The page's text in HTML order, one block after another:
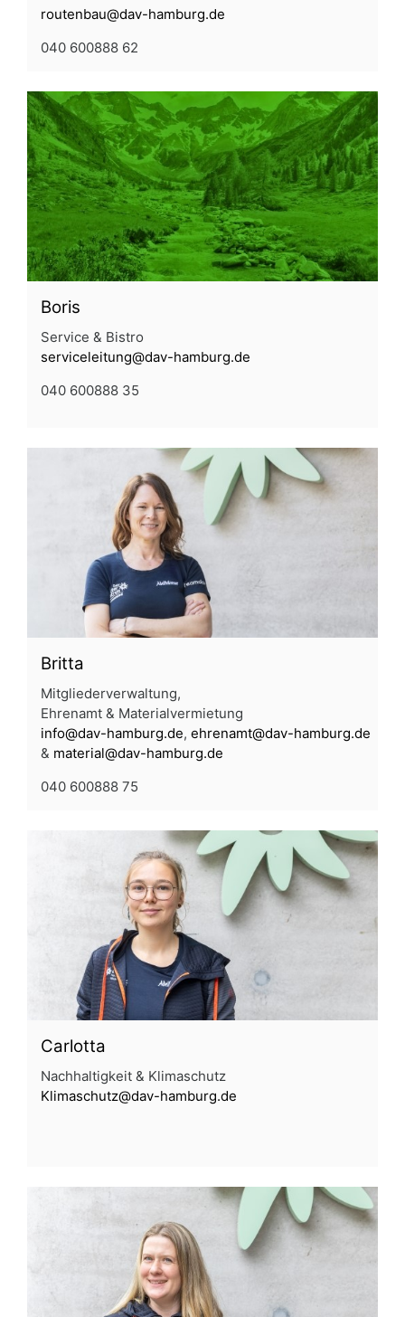
routenbau@dav-hamburg.de
040 600888 62
Boris
Service & Bistro
serviceleitung@dav-hamburg.de
040 600888 35
Britta
Mitgliederverwaltung,
Ehrenamt & Materialvermietung
info@dav-hamburg.de, ehrenamt@dav-hamburg.de
& material@dav-hamburg.de
040 600888 75
Carlotta
Nachhaltigkeit & Klimaschutz
Klimaschutz@dav-hamburg.de